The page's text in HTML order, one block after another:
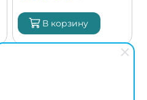
В корзину